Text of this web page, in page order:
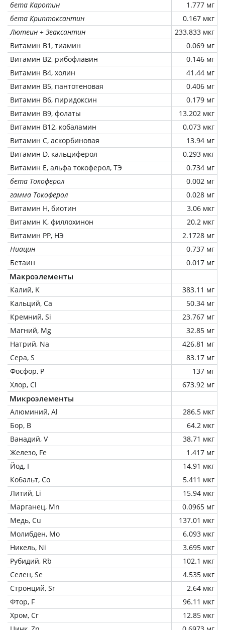
бета Каротин
1.777 мг
бета Криптоксантин
0.167 мкг
Лютеин + Зеаксантин
233.833 мкг
Витамин В1, тиамин
0.069 мг
Витамин В2, рибофлавин
0.146 мг
Витамин В4, холин
41.44 мг
Витамин В5, пантотеновая
0.406 мг
Витамин В6, пиридоксин
0.179 мг
Витамин В9, фолаты
13.202 мкг
Витамин В12, кобаламин
0.073 мкг
Витамин C, аскорбиновая
13.94 мг
Витамин D, кальциферол
0.293 мкг
Витамин Е, альфа токоферол, ТЭ
0.734 мг
бета Токоферол
0.002 мг
гамма Токоферол
0.028 мг
Витамин Н, биотин
3.06 мкг
Витамин К, филлохинон
20.2 мкг
Витамин РР, НЭ
2.1728 мг
Ниацин
0.737 мг
Бетаин
0.017 мг
Макроэлементы
Калий, K
383.11 мг
Кальций, Ca
50.34 мг
Кремний, Si
23.767 мг
Магний, Mg
32.85 мг
Натрий, Na
426.81 мг
Сера, S
83.17 мг
Фосфор, P
137 мг
Хлор, Cl
673.92 мг
Микроэлементы
Алюминий, Al
286.5 мкг
Бор, B
64.2 мкг
Ванадий, V
38.71 мкг
Железо, Fe
1.417 мг
Йод, I
14.91 мкг
Кобальт, Co
5.411 мкг
Литий, Li
15.94 мкг
Марганец, Mn
0.0965 мг
Медь, Cu
137.01 мкг
Молибден, Mo
6.093 мкг
Никель, Ni
3.695 мкг
Рубидий, Rb
102.1 мкг
Селен, Se
4.535 мкг
Стронций, Sr
2.64 мкг
Фтор, F
96.11 мкг
Хром, Cr
12.85 мкг